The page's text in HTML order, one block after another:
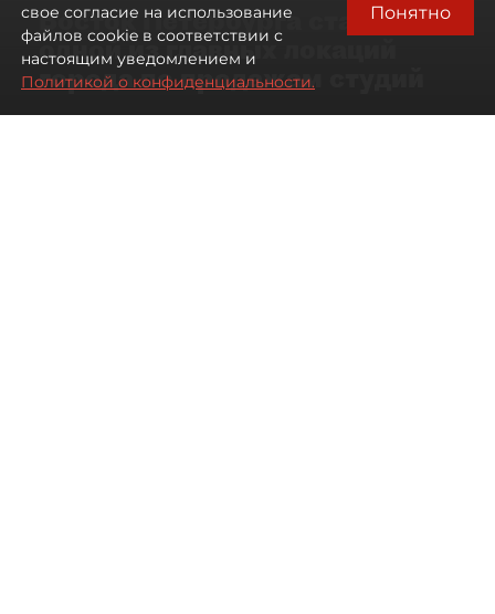
Восток Петербурга стал
одной из главных локаций
города по продажам студий
свое согласие на использование
файлов cookie в соответствии с
настоящим уведомлением и
Политикой о конфиденциальности.
Понятно